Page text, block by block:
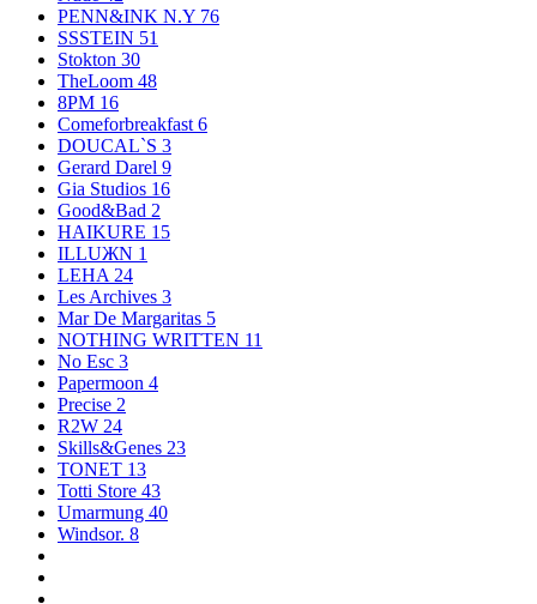
PENN&INK N.Y 76
SSSTEIN 51
Stokton 30
TheLoom 48
8PM 16
Comeforbreakfast 6
DOUCAL`S 3
Gerard Darel 9
Gia Studios 16
Good&Bad 2
HAIKURE 15
ILLUЖN 1
LEHA 24
Les Archives 3
Mar De Margaritas 5
NOTHING WRITTEN 11
No Esc 3
Papermoon 4
Precise 2
R2W 24
Skills&Genes 23
TONET 13
Totti Store 43
Umarmung 40
Windsor. 8